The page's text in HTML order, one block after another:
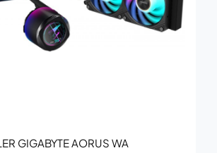
GIGABYTE AORUS WA